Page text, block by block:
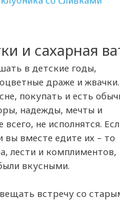
и сахарная
в детские годы,
драже и жвачки.
покупать и есть
надежды, мечты и
не исполнятся.
вы вместе едите их – то
лести и комплиментов,
вкусными.
встречу со